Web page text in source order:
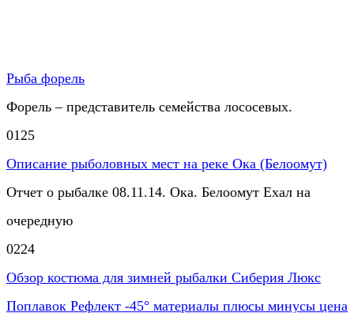
Рыба форель
Форель – представитель семейства лососевых.
0125
Описание рыболовных мест на реке Ока (Белоомут)
Отчет о рыбалке 08.11.14. Ока. Белоомут Ехал на
очередную
0224
Обзор костюма для зимней рыбалки Сиберия Люкс
Поплавок Рефлект -45° материалы плюсы минусы цена